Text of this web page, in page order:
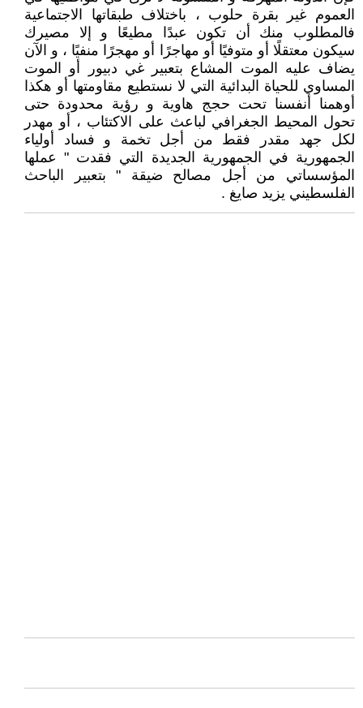
العموم غير بقرة حلوب ، باختلاف طبقاتها الاجتماعية
فالمطلوب منك أن تكون عبدًا مطيعًا و إلا مصيرك
سيكون معتقلًا أو متوفيًا أو مهاجرًا أو مهجرًا منفيًا ، و الآن
يضاف عليه الموت المشاع بتعبير غي دبيور أو الموت
المساوي للحياة البدائية التي لا نستطيع مقاومتها أو هكذا
أوهمنا أنفسنا تحت حجج هاوية و رؤية محدودة حتى
تحول المحيط الجغرافي لباعث على الاكتئاب ، أو مهدر
لكل جهد مقدر فقط من أجل تخمة و فساد أولياء
الجمهورية في الجمهورية الجديدة التي فقدت " عملها
المؤسساتي من أجل مصالح ضيقة " بتعبير الباحث
الفلسطيني يزيد صايغ .